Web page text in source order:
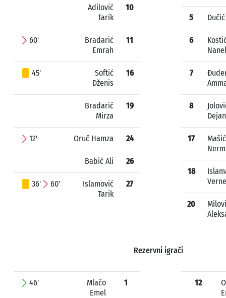
Adilović
Tarik
10
60'
Bradarić
Emrah
11
45'
Softić
Dženis
16
Bradarić
Mirza
19
12' Oruč Hamza 24
Babić Ali 26
36' 60'
Islamović
Tarik
27
5
6
Nanel
7
8
Dejan
17
Mašić
18
20
Rezervni igrači
46'
Mlačo
Emel
1 12